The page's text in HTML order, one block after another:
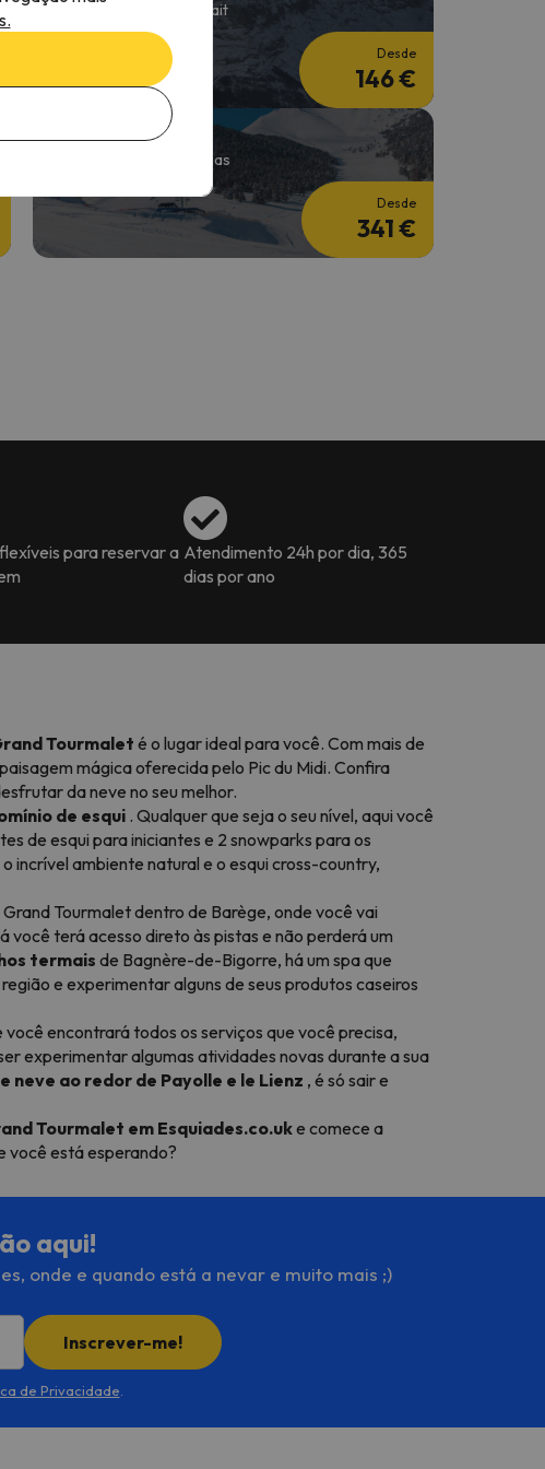
2 noites + 2 Dias do forfait
Desde
146 €
Esquiar à semana
5 Noites + Forfait de 4 Dias
Desde
341 €
para reservar a Atendimento 24h por dia, 365
dias por ano
Tourmaleté o lugar ideal para você. Com mais de
mágica oferecida pelo Pic du Midi. Confira
da neve no seu melhor.
de esqui. Qualquer que seja o seu nível, aqui você
de esqui para iniciantes e 2 snowparks para os
incrível ambiente natural e o esqui cross-country,
Tourmalet dentro de Barège, onde você vai
terá acesso direto às pistas e não perderá um
termaisde Bagnère-de-Bigorre, há um spa que
e experimentar alguns de seus produtos caseiros
encontrará todos os serviços que você precisa,
experimentar algumas atividades novas durante a sua
neve ao redor de Payolle e le Lienz , é só sair e
Tourmalet em Esquiades.co.uke comece a
você está esperando?
aqui!
onde e quando está a nevar e muito mais ;)
Inscrever-me!
de Privacidade